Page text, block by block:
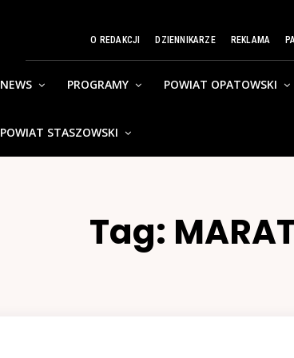
O REDAKCJI DZIENNIKARZE REKLAMA
NEWS PROGRAMY POWIAT OPATOWSKI
POWIAT STASZOWSKI
Tag: